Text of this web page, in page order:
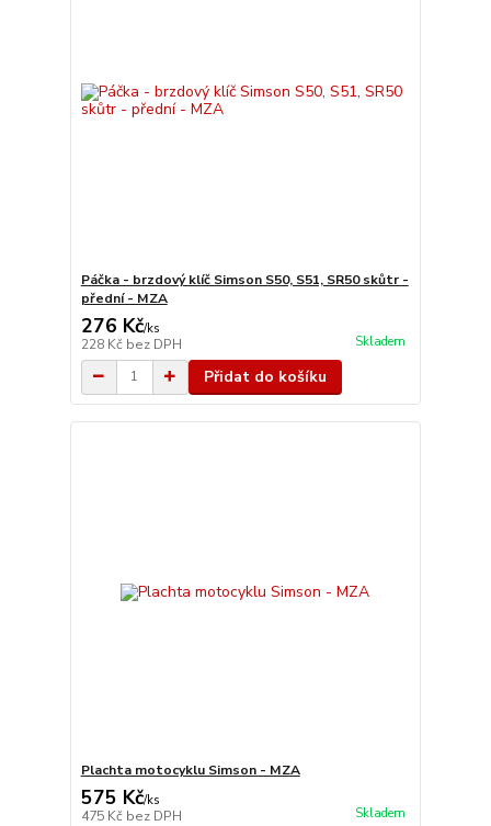
Páčka - brzdový klíč Simson S50, S51, SR50 skůtr -
přední - MZA
276 Kč/ks
228 Kč bez DPH Skladem
Přidat do košíku
Plachta motocyklu Simson - MZA
575 Kč/ks
475 Kč bez DPH Skladem